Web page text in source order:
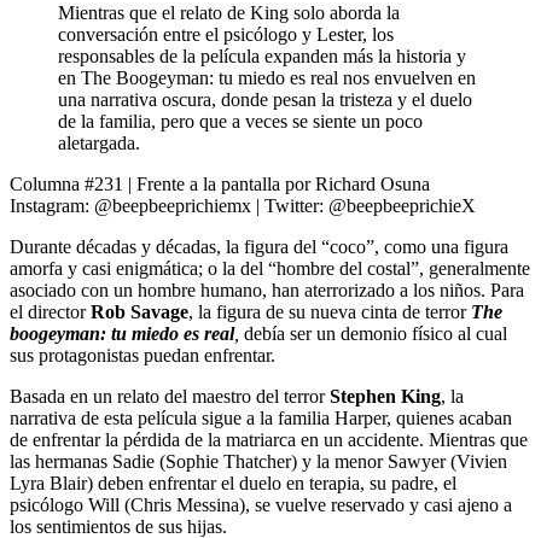
Mientras que el relato de King solo aborda la
conversación entre el psicólogo y Lester, los
responsables de la película expanden más la historia y
en The Boogeyman: tu miedo es real nos envuelven en
una narrativa oscura, donde pesan la tristeza y el duelo
de la familia, pero que a veces se siente un poco
aletargada.
Columna #231 | Frente a la pantalla por Richard Osuna
Instagram: @beepbeeprichiemx | Twitter: @beepbeeprichieX
Durante décadas y décadas, la figura del “coco”, como una figura
amorfa y casi enigmática; o la del “hombre del costal”, generalmente
asociado con un hombre humano, han aterrorizado a los niños. Para
el directorRob Savage, la figura de su nueva cinta de terror The
boogeyman: tu miedo es real, debía ser un demonio físico al cual
sus protagonistas puedan enfrentar.
Basada en un relato del maestro del terrorStephen King, la
narrativa de esta película sigue a la familia Harper, quienes acaban
de enfrentar la pérdida de la matriarca en un accidente. Mientras que
las hermanas Sadie (Sophie Thatcher) y la menor Sawyer (Vivien
Lyra Blair) deben enfrentar el duelo en terapia, su padre, el
psicólogo Will (Chris Messina), se vuelve reservado y casi ajeno a
los sentimientos de sus hijas.